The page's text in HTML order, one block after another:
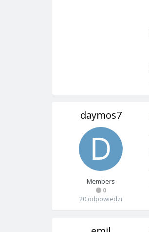
daymos7
Members
0
20 odpowiedzi